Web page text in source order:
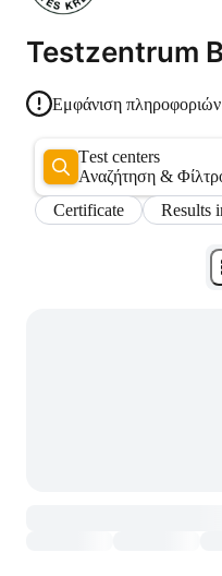
Testzentrum
Εμφάνιση πληροφοριών
Test centers
Αναζήτηση &
Certificate
Results